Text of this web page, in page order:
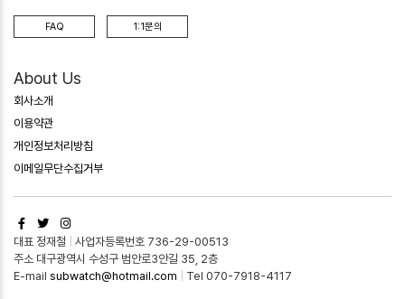
FAQ 1:1문의
About Us
회사소개
이용약관
개인정보처리방침
이메일무단수집거부
대표 정재철
사업자등록번호 736-29-00513
주소 대구광역시 수성구 범안로3안길 35, 2층
E-mail subwatch@hotmail.com Tel 070-7918-4117